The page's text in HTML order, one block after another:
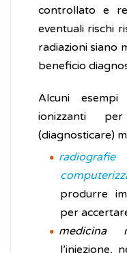
controllato e
eventuali rischi
radiazioni siano
beneficio
Alcuni
ionizzanti
(diagnosticare)
radiografie
produrre
per
medicina
l’iniezione,